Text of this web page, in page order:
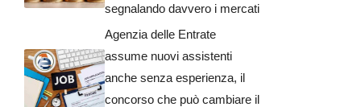
segnalando davvero i mercati
Agenzia delle Entrate
assume nuovi assistenti
anche senza esperienza, il
concorso che può cambiare il